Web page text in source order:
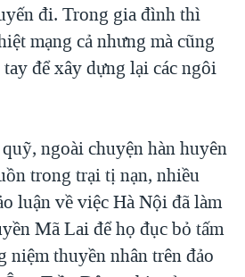
đi. Trong gia đình thì
mạng cả nhưng mà cũng
để xây dựng lại các ngôi
ngoài chuyện hàn huyên
trong trại tị nạn, nhiều
luận về việc Hà Nội đã làm
Mã Lai để họ đục bỏ tấm
niệm thuyền nhân trên đảo